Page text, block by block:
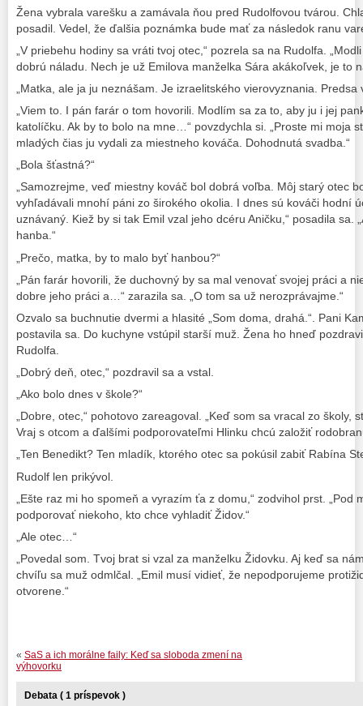
Žena vybrala varešku a zamávala ňou pred Rudolfovou tvárou.
posadil. Vedel, že ďalšia poznámka bude mať za následok ranu
„V priebehu hodiny sa vráti tvoj otec,“ pozrela sa na Rudolfa.
dobrú náladu. Nech je už Emilova manželka Sára akákoľvek, je to
„Matka, ale ja ju neznášam. Je izraelitského vierovyznania. Predsa
„Viem to. I pán farár o tom hovorili. Modlím sa za to, aby ju i jej
katolíčku. Ak by to bolo na mne…“ povzdychla si. „Proste mi moja
mladých čias ju vydali za miestneho kováča. Dohodnutá svadba.“
„Bola šťastná?“
„Samozrejme, veď miestny kováč bol dobrá voľba. Môj starý otec
vyhľadávali mnohí páni zo širokého okolia. I dnes sú kováči hodní
uznávaný. Kiež by si tak Emil vzal jeho dcéru Aničku,“ posadila sa.
hanba.“
„Prečo, matka, by to malo byť hanbou?“
„Pán farár hovorili, že duchovný by sa mal venovať svojej práci a
dobre jeho práci a…“ zarazila sa. „O tom sa už nerozprávajme.“
Ozvalo sa buchnutie dvermi a hlasité „Som doma, drahá.“. Pani
postavila sa. Do kuchyne vstúpil starší muž. Žena ho hneď
Rudolfa.
„Dobrý deň, otec,“ pozdravil sa a vstal.
„Ako bolo dnes v škole?“
„Dobre, otec,“ pohotovo zareagoval. „Keď som sa vracal zo školy,
Vraj s otcom a ďalšími podporovateľmi Hlinku chcú založiť
„Ten Benedikt? Ten mladík, ktorého otec sa pokúsil zabiť Rabína
Rudolf len prikývol.
„Ešte raz mi ho spomeň a vyrazím ťa z domu,“ zodvihol prst. „Pod
podporovať niekoho, kto chce vyhladiť Židov.“
„Ale otec…“
„Povedal som. Tvoj brat si vzal za manželku Židovku. Aj keď sa
chvíľu sa muž odmlčal. „Emil musí vidieť, že nepodporujeme
otvorene.“
« SaS a ich morálne faily: Keď sa sloboda zmení na
výhovorku
Debata ( 1 príspevok )